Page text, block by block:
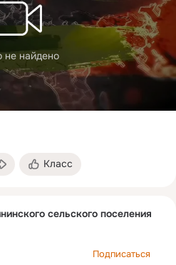
не найдено
Класс
сельского поселения
Подписаться